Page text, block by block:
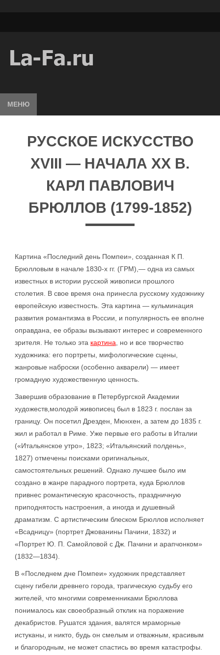
МЕНЮ
РУССКОЕ ИСКУССТВО
XVIII — НАЧАЛА XX В.
КАРЛ ПАВЛОВИЧ
БРЮЛЛОВ (1799-1852)
Картина «Последний день Помпеи», созданная К П.
Брюлловым в начале 1830-х гг. (ГРМ),— одна из самых
известных в истории русской живописи прошлого
столетия. В свое время она принесла русскому художнику
европейскую известность. Эта картина — кульминация
развития романтизма в России, и популярность ее вполне
оправдана, ее образы вызывают интерес и современного
зрителя. Не только эта картина , но и все творчество
художника: его портреты, мифологические сцены,
жанровые наброски (особенно акварели) — имеет
громадную художественную ценность.
Завершив образование в Петербургской Академии
художеств,молодой живописец был в 1823 г. послан за
границу. Он посетил Дрезден, Мюнхен, а затем до 1835 г.
жил и работал в Риме. Уже первые его работы в Италии
(«Итальянское утро», 1823; «Итальянский полдень»,
1827) отмечены поисками оригинальных,
самостоятельных решений. Однако лучшее было им
создано в жанре парадного портрета, куда Брюллов
привнес романтическую красочность, праздничную
приподнятость настроения, а иногда и душевный
драматизм. С артистическим блеском Брюллов исполняет
«Всадницу» (портрет Джованины Пачини, 1832) и
«Портрет Ю. П. Самойловой с Дж. Пачини и арапчонком»
(1832—1834).
В «Последнем дне Помпеи» художник представляет
сцену гибели древнего города, трагическую судьбу его
жителей, что многими современниками Брюллова
понималось как своеобразный отклик на поражение
декабристов. Рушатся здания, валятся мраморные
истуканы, и никто, будь он смелым и отважным, красивым
и благородным, не может спастись во время катастрофы.